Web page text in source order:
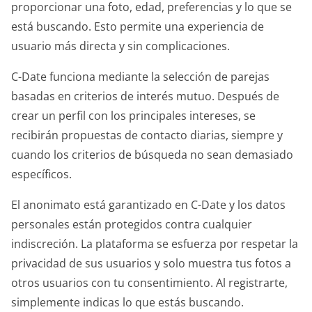
proporcionar una foto, edad, preferencias y lo que se
está buscando. Esto permite una experiencia de
usuario más directa y sin complicaciones.
C-Date funciona mediante la selección de parejas
basadas en criterios de interés mutuo. Después de
crear un perfil con los principales intereses, se
recibirán propuestas de contacto diarias, siempre y
cuando los criterios de búsqueda no sean demasiado
específicos.
El anonimato está garantizado en C-Date y los datos
personales están protegidos contra cualquier
indiscreción. La plataforma se esfuerza por respetar la
privacidad de sus usuarios y solo muestra tus fotos a
otros usuarios con tu consentimiento. Al registrarte,
simplemente indicas lo que estás buscando.